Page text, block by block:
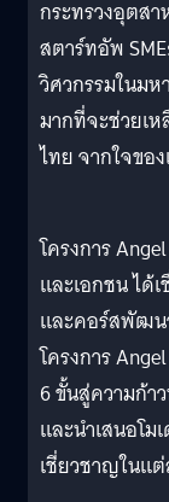
กระทรวงอุตส
สตาร์ทอัพ
วิศวกรรมในมห
มากที่จะช่วยเ
ไทย จากใจขอ
โครงการ
และเอกชน ได้
และคอร์สพัฒน
โครงการ
6 ขั้นสู่ความก้า
และนำเสนอโ
เชี่ยวชาญในแ